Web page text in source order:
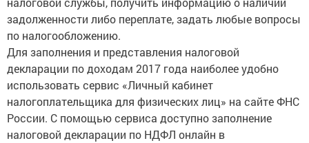
задолженности либо переплате, задать любые вопросы
по налогообложению.
Для заполнения и представления налоговой
декларации по доходам 2017 года наиболее удобно
использовать сервис «Личный кабинет
налогоплательщика для физических лиц» на сайте ФНС
России. С помощью сервиса доступно заполнение
налоговой декларации по НДФЛ онлайн в